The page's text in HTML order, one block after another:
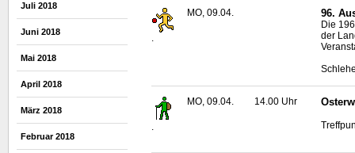
Juli 2018
Juni 2018
Mai 2018
April 2018
März 2018
Februar 2018
.
MO, 09.04. 96.
Die
der
.
MO, 09.04. 14.00 Uhr